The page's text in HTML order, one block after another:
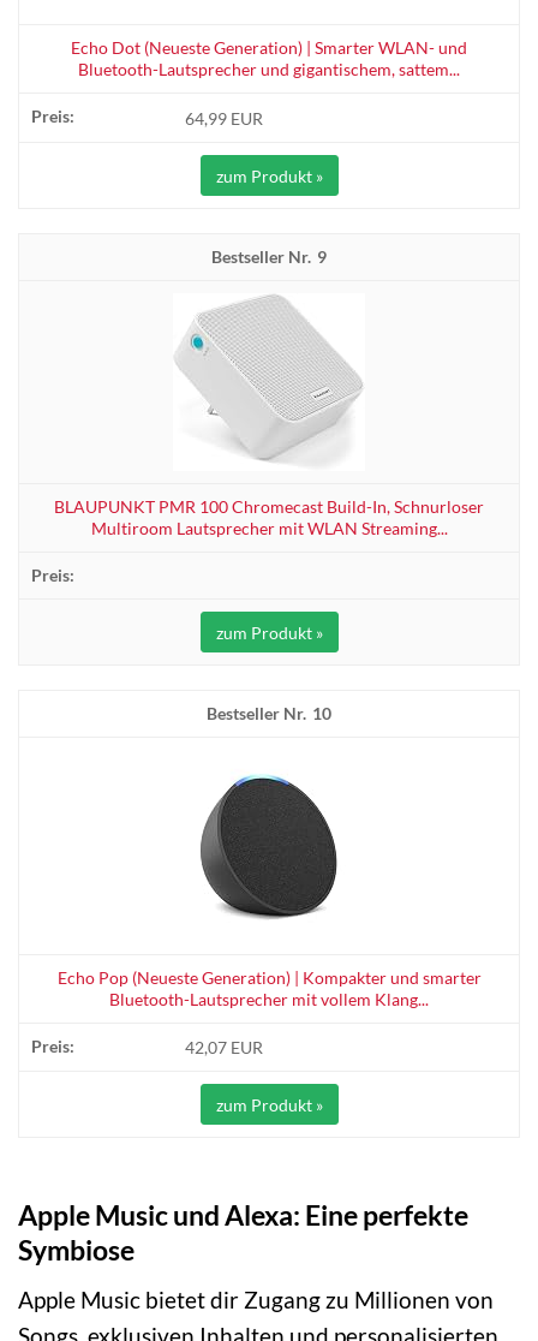
Echo Dot (Neueste Generation) | Smarter WLAN- und
Bluetooth-Lautsprecher und gigantischem, sattem...
64,99 EUR
zum Produkt »
9
BLAUPUNKT PMR 100 Chromecast Build-In, Schnurloser
Multiroom Lautsprecher mit WLAN Streaming...
zum Produkt »
10
Echo Pop (Neueste Generation) | Kompakter und smarter
Bluetooth-Lautsprecher mit vollem Klang...
42,07 EUR
zum Produkt »
Apple Music und Alexa: Eine perfekte
Symbiose
Apple Music bietet dir Zugang zu Millionen von
Songs, exklusiven Inhalten und personalisierten